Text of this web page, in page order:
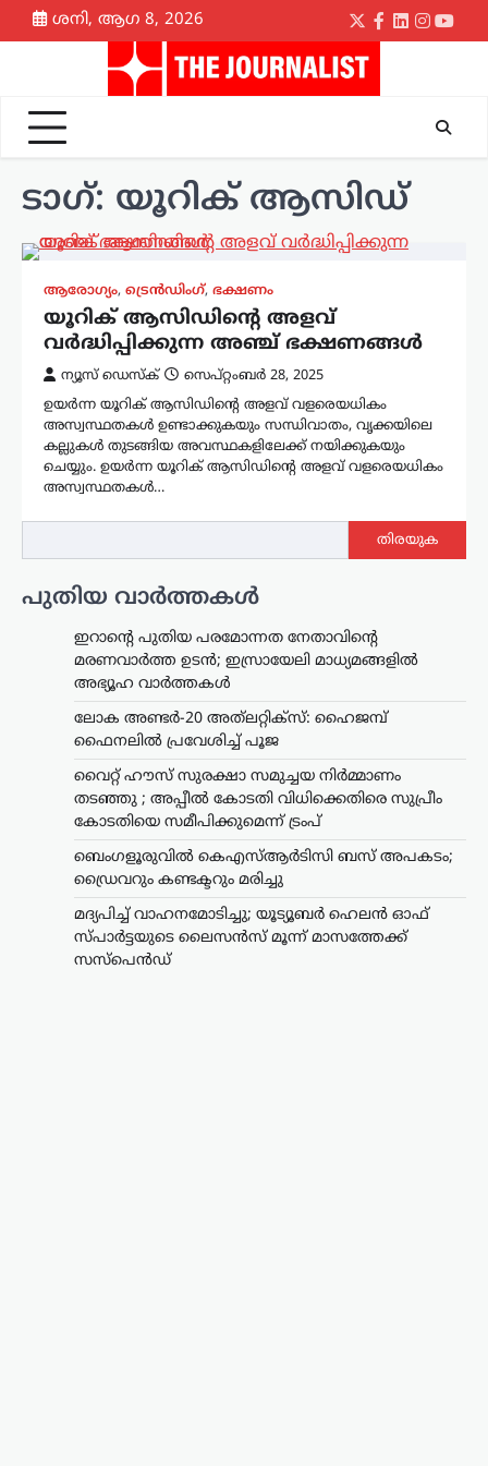
Skip
to
ശനി, ആഗ 8, 2026
Twitter
Facebook
LinkedIn
ടാഗ്: യൂറിക് ആസിഡ്
ആരോഗ്യം, ട്രെൻഡിംഗ്, ഭക്ഷണം
യൂറിക് ആസിഡിന്റെ അളവ്
വർദ്ധിപ്പിക്കുന്ന അഞ്ച് ഭക്ഷണങ്ങൾ
ന്യൂസ് ഡെസ്ക്
സെപ്റ്റംബർ 28, 2025
ഉയർന്ന യൂറിക് ആസിഡിന്റെ അളവ് വളരെയധികം
അസ്വസ്ഥതകൾ ഉണ്ടാക്കുകയും സന്ധിവാതം, വൃക്കയിലെ
കല്ലുകൾ തുടങ്ങിയ അവസ്ഥകളിലേക്ക് നയിക്കുകയും
ചെയ്യും. ഉയർന്ന യൂറിക് ആസിഡിന്റെ അളവ് വളരെയധികം
അസ്വസ്ഥതകൾ…
തിരയുക
പുതിയ വാർത്തകൾ
ഇറാന്റെ പുതിയ പരമോന്നത നേതാവിന്റെ
മരണവാർത്ത ഉടൻ; ഇസ്രായേലി മാധ്യമങ്ങളിൽ
അഭ്യൂഹ വാർത്തകൾ
ലോക അണ്ടർ-20 അത്‌ലറ്റിക്സ്: ഹൈജമ്പ്
ഫൈനലിൽ പ്രവേശിച്ച് പൂജ
വൈറ്റ് ഹൗസ് സുരക്ഷാ സമുച്ചയ നിർമ്മാണം
തടഞ്ഞു ; അപ്പീൽ കോടതി വിധിക്കെതിരെ സുപ്രീം
കോടതിയെ സമീപിക്കുമെന്ന് ട്രംപ്
ബെംഗളൂരുവിൽ കെഎസ്ആർടിസി ബസ് അപകടം;
ഡ്രൈവറും കണ്ടക്ടറും മരിച്ചു
മദ്യപിച്ച് വാഹനമോടിച്ചു; യൂട്യൂബർ ഹെലൻ ഓഫ്
സ്പാർട്ടയുടെ ലൈസൻസ് മൂന്ന് മാസത്തേക്ക്
സസ്‌പെൻഡ്